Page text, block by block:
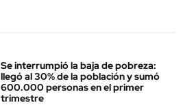
Se interrumpió la baja de pobreza:
llegó al 30% de la población y sumó
600.000 personas en el primer
trimestre